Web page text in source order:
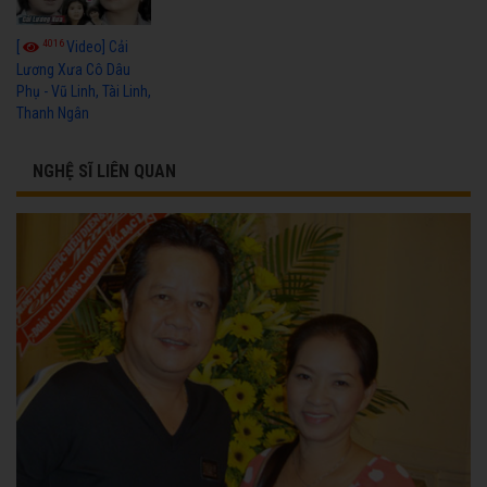
[ 4016Video] Cải
Lương Xưa Cô Dâu
Phụ - Vũ Linh, Tài Linh,
Thanh Ngân
NGHỆ SĨ LIÊN QUAN